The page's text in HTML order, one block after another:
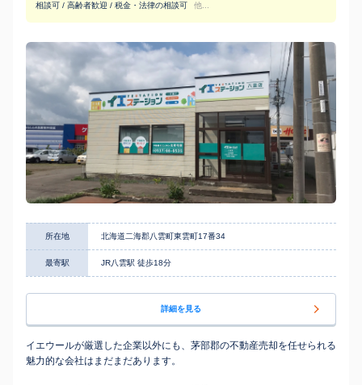
相談可 / 高齢者歓迎 / 税金・法律の相談可
他...
所在地 北海道二海郡八雲町東雲町17番34
最寄駅 JR八雲駅 徒歩18分
詳細を見る
イエウールが厳選した企業以外にも、茅部郡の不動産売却を任せられる
魅力的な会社はまだまだあります。